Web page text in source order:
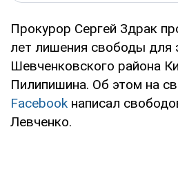
Прокурор Сергей Здрак
лет лишения свободы для
Шевченковского района
Пилипишина. Об этом на
Facebook написал
Левченко.